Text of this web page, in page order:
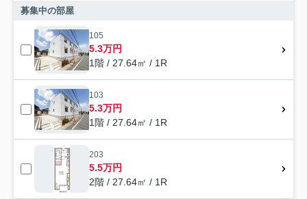
募集中の部屋
105
5.3万円
1階 / 27.64㎡ / 1R
103
5.3万円
1階 / 27.64㎡ / 1R
203
5.5万円
2階 / 27.64㎡ / 1R